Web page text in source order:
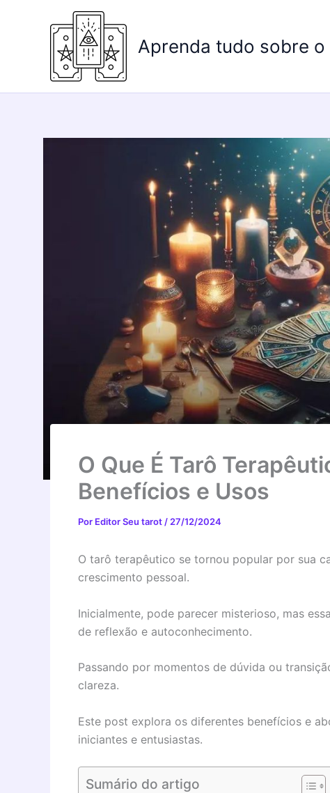
Aprenda tudo sobre
O Que É Tarô
Benefícios e Usos
Por Editor Seu tarot/27/12/2024
O tarô terapêutico se tornou popular por sua
crescimento pessoal.
Inicialmente, pode parecer misterioso, mas
de reflexão e autoconhecimento.
Passando por momentos de dúvida ou
clareza.
Este post explora os diferentes benefícios e
iniciantes e entusiastas.
Sumário do artigo